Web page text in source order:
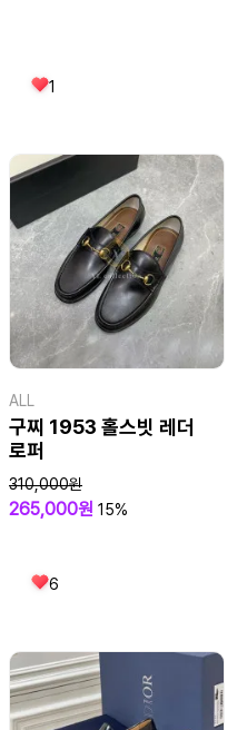
1
ALL
구찌 1953 홀스빗 레더
로퍼
310,000원
265,000원 15%
6